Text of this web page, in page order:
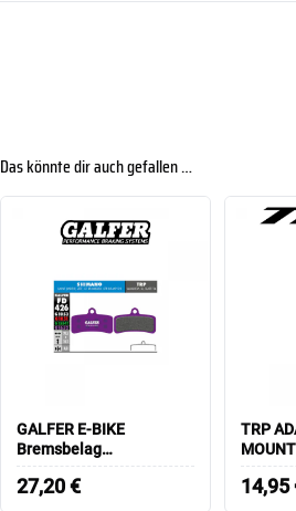
Das könnte dir auch gefallen …
GALFER E-BIKE
Bremsbelag
FD426G1652
27,20€
TRP
MOUNT
14,95